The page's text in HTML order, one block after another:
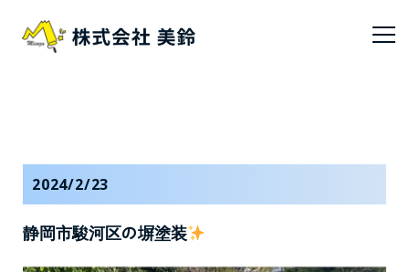
2024/2/23
静岡市駿河区の塀塗装